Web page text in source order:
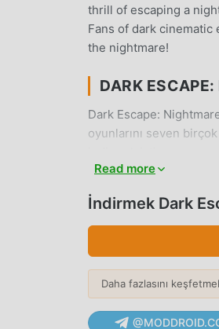
thrill of escaping a
Fans of dark
the nightmare!
DARK
Dark Escape:
oyunlarını seven
sürümünü ücretsiz
tadını çıkarmak
ücret talep
moddroid istemcisini
EŞSIZ OYUN
Read more
İndirmek Dark
Daha fazlasını